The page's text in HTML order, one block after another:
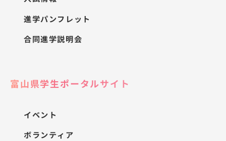
進学パンフレット
合同進学説明会
富山県学生ポータルサイト
イベント
ボランティア